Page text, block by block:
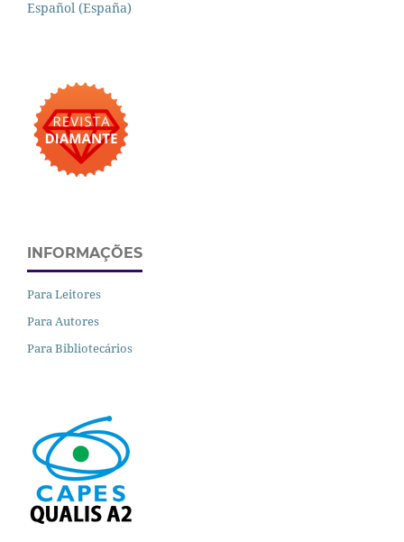
Español (España)
INFORMAÇÕES
Para Leitores
Para Autores
Para Bibliotecários